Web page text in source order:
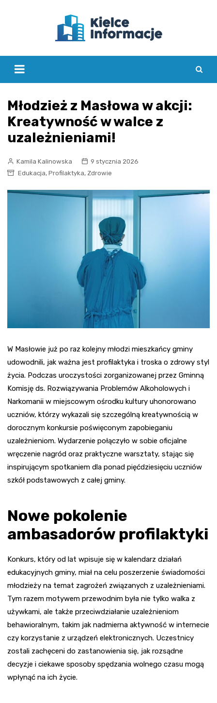
Młodzież z Masłowa w akcji:
Kreatywność w walce z
uzależnieniami!
Kamila Kalinowska
9 stycznia 2026
Edukacja, Profilaktyka, Zdrowie
W Masłowie już po raz kolejny młodzi mieszkańcy gminy
udowodnili, jak ważna jest profilaktyka i troska o zdrowy styl
życia. Podczas uroczystości zorganizowanej przez Gminną
Komisję ds. Rozwiązywania Problemów Alkoholowych i
Narkomanii w miejscowym ośrodku kultury uhonorowano
uczniów, którzy wykazali się szczególną kreatywnością w
dorocznym konkursie poświęconym zapobieganiu
uzależnieniom. Wydarzenie połączyło w sobie oficjalne
wręczenie nagród oraz praktyczne warsztaty, stając się
inspirującym spotkaniem dla ponad pięćdziesięciu uczniów
szkół podstawowych z całej gminy.
Nowe pokolenie
ambasadorów profilaktyki
Konkurs, który od lat wpisuje się w kalendarz działań
edukacyjnych gminy, miał na celu poszerzenie świadomości
młodzieży na temat zagrożeń związanych z uzależnieniami.
Tym razem motywem przewodnim była nie tylko walka z
używkami, ale także przeciwdziałanie uzależnieniom
behawioralnym, takim jak nadmierna aktywność w internecie
czy korzystanie z urządzeń elektronicznych. Uczestnicy
zostali zachęceni do zastanowienia się, jak rozsądne
decyzje i ciekawe sposoby spędzania wolnego czasu mogą
wpłynąć na ich życie.